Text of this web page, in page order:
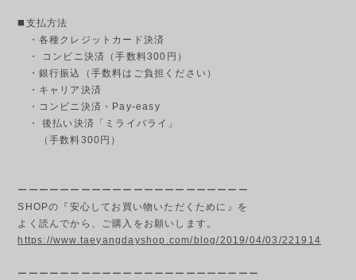
◼️支払方法
・各種クレジットカード決済
・ コンビニ決済（手数料300円）
・銀行振込（手数料はご負担ください）
・キャリア決済
・コンビニ決済・Pay-easy
・ 後払い決済「ミライバライ」
（手数料300円）
ーーーーーーーーーーーーーーーーーーーーーー
SHOPの『安心してお買い物いただくために』を
よく読んでから、ご購入をお願いします。
https://www.taeyangdayshop.com/blog/2019/04/03/221914
ーーーーーーーーーーーーーーーーーーーーーーー